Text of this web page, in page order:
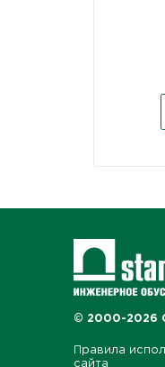
© 2000-2026
Правила
сайта